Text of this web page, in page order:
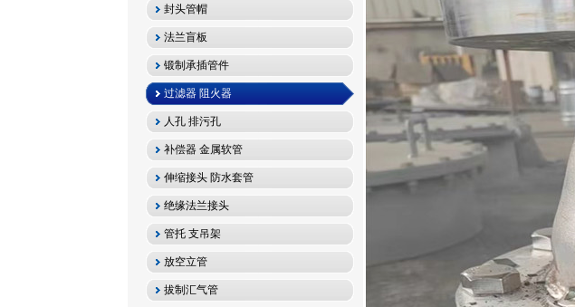
封头管帽
法兰盲板
锻制承插管件
过滤器 阻火器
人孔 排污孔
补偿器 金属软管
伸缩接头 防水套管
绝缘法兰接头
管托 支吊架
放空立管
拔制汇气管